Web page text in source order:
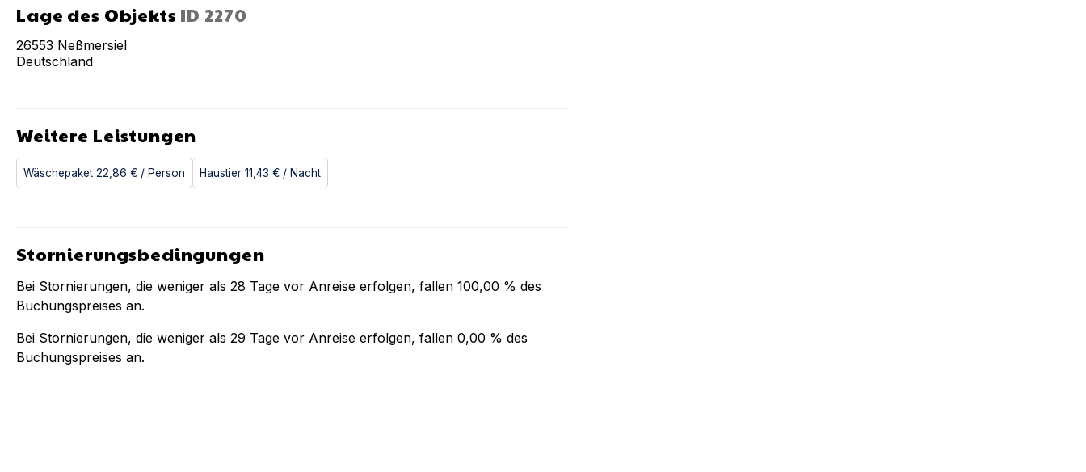
Lage des Objekts ID 2270
26553 Neßmersiel
Deutschland
Weitere Leistungen
Wäschepaket 22,86 € / Person Haustier 11,43 € / Nacht
Stornierungsbedingungen
Bei Stornierungen, die weniger als 28 Tage vor Anreise erfolgen, fallen 100,00 % des
Buchungspreises an.
Bei Stornierungen, die weniger als 29 Tage vor Anreise erfolgen, fallen 0,00 % des
Buchungspreises an.